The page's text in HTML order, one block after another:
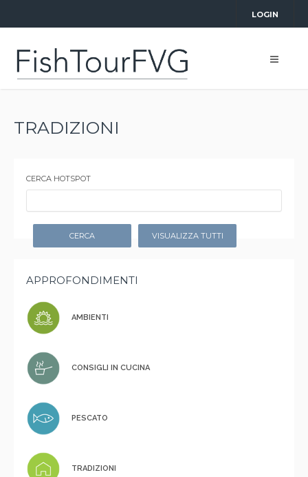
LOGIN
TRADIZIONI
CERCA HOTSPOT
CERCA VISUALIZZA TUTTI
APPROFONDIMENTI
AMBIENTI
CONSIGLI IN CUCINA
PESCATO
TRADIZIONI